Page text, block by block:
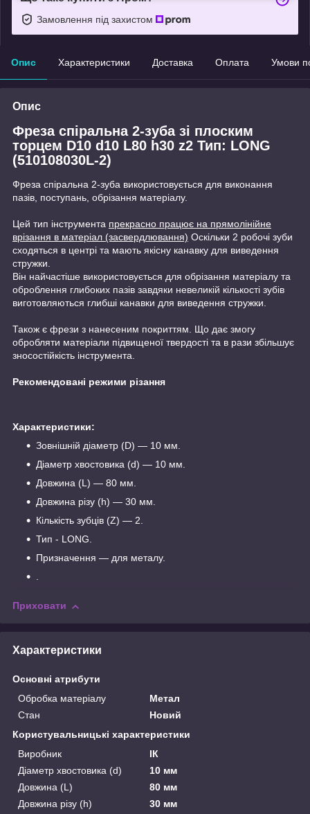
Замовлення під захистом
Опис Характеристики Доставка Оплата Умови
Опис
Фреза спіральна 2-зуба зі плоским
торцем D10 d10 L80 h30 z2 Тип: LONG
(510108030L-2)
Фреза спіральна 2-зуба використовується для виконання
пазів, поступань, обрізання матеріалу.
Цей тип інструмента прекрасно працює на прямолінійне
врізання в матеріал (засвердлювання) Оскільки 2 робочі зуби
сходяться в центрі та мають якісну канавку для виведення
стружки.
Він найчастіше використовується для обрізання матеріалу та
оброблення глибоких пазів завдяки невеликій кількості зубів
виготовляються глибші канавки для виведення стружки.
Також є фрези з нанесеним покриттям. Що дає змогу
обробляти матеріали підвищеної твердості та в рази збільшує
зносостійкість інструмента.
Рекомендовані режими різання
Характеристики:
Зовнішній діаметр (D) — 10 мм.
Діаметр хвостовика (d) — 10 мм.
Довжина (L) — 80 мм.
Довжина різу (h) — 30 мм.
Кількість зубців (Z) — 2.
Тип - LONG.
Призначення — для металу.
.
Приховати
Характеристики
Основні атрибути
Обробка матеріалу
Метал
Стан
Новий
Користувальницькі характеристики
Виробник
ІК
Діаметр хвостовика (d)
10 мм
Довжина (L)
80 мм
Довжина різу (h)
30 мм